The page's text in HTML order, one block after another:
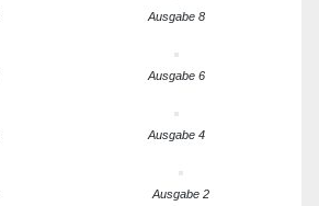
Ausgabe 8
Ausgabe 6
Ausgabe 4
Ausgabe 2